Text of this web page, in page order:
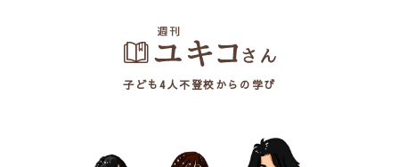
子ども4人不登校からの学び